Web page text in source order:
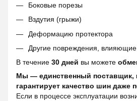
Боковые порезы
Вздутия (грыжи)
Деформацию протектора
Другие повреждения, влияющие
В течение 30 дней вы можете
Мы — единственный поставщик,
гарантирует качество шин даже
Если в процессе эксплуатации